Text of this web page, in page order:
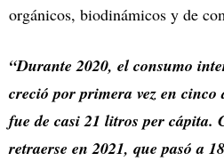
orgánicos, biodinámicos y de
“Durante 2020, el consumo
creció por primera vez en cinco
fue de casi 21 litros per cápita.
retraerse en 2021, que pasó a